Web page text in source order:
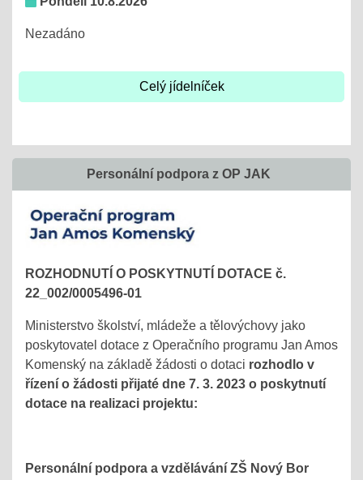
Nezadáno
Celý jídelníček
Personální podpora z OP JAK
ROZHODNUTÍ O POSKYTNUTÍ DOTACE č.
22_002/0005496-01
Ministerstvo školství, mládeže a tělovýchovy jako
poskytovatel dotace z Operačního programu Jan Amos
Komenský na základě žádosti o dotaci rozhodlo v
řízení o žádosti přijaté dne 7. 3. 2023 o poskytnutí
dotace na realizaci projektu:
Personální podpora a vzdělávání ZŠ Nový Bor